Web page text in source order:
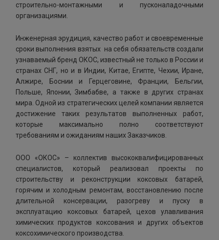
строительно-монтажными и пусконаладочными
организациями.
Инженерная эрудиция, качество работ и своевременные
сроки выполнения взятых на себя обязательств создали
узнаваемый бренд ОКОС, известный не только в России и
странах СНГ, но и в Индии, Китае, Египте, Чехии, Иране,
Алжире, Боснии и Герцеговине, Франции, Бельгии,
Польше, Японии, Зимбабве, а также в других странах
мира. Одной из стратегических целей компании является
достижение таких результатов выполненных работ,
которые максимально полно соответствуют
требованиям и ожиданиям наших Заказчиков.
ООО «ОКОС» – коллектив высококвалифицированных
специалистов, который реализовал проекты по
строительству и реконструкции коксовых батарей,
горячим и холодным ремонтам, восстановлению после
длительной консервации, разогреву и пуску в
эксплуатацию коксовых батарей, цехов улавливания
химических продуктов коксования и других объектов
коксохимического производства.